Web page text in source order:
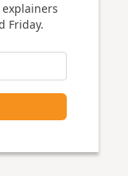
Friday.